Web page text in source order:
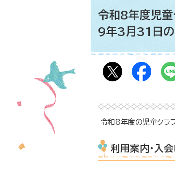
令和8年度児童
9年3月31日の
令和8年度の児童クラ
利用案内・入